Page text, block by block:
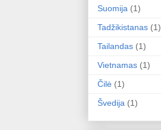
Suomija (1)
Tadžikistanas (1)
Tailandas (1)
Vietnamas (1)
Čilė (1)
Švedija (1)